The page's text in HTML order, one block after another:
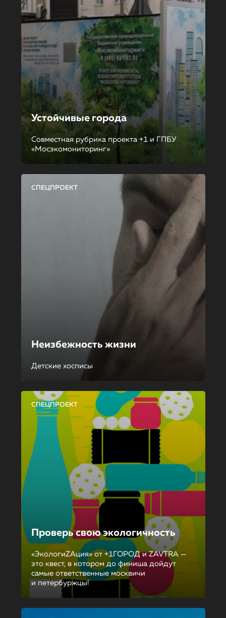
Устойчивые города
Совместная рубрика проекта +1 и ГПБУ
«Мосэкомониторинг»
СПЕЦПРОЕКТ
Неизбежность жизни
Детские хосписы
СПЕЦПРОЕКТ
Проверь свою экологичность
«ЭкологиZAция» от +1ГОРОД и ZAVTRA —
это квест, в котором до финиша дойдут
самые ответственные москвичи
и петербуржцы!